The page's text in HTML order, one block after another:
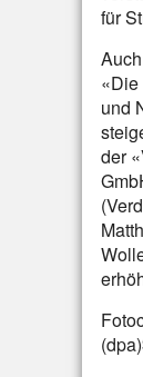
für
und
der
(dpa)